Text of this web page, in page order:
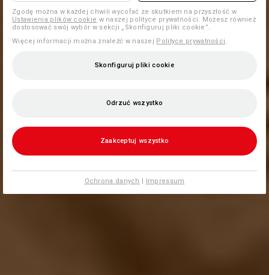
Zgodę można w każdej chwili wycofać ze skutkiem na przyszłość w
Ustawienia plików cookie w naszej polityce prywatności. Możesz również
dostosować swój wybór w sekcji „Skonfiguruj pliki cookie”.
Więcej informacji można znaleźć w naszej Polityce prywatności
Skonfiguruj pliki cookie
Odrzuć wszystko
Zaakceptuj wszystko
Ochrona danych | Impressum